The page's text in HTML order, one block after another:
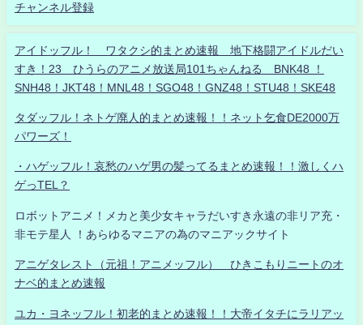
チャンネル登録
アイドッフル！ ワタクシ的まとめ速報 地下格闘アイドルだい
すき！23 ひうらのアニメ放送局101ちゃんねる BNK48 ！
SNH48！JKT48！MNL48！SGO48！GNZ48！STU48！SKE48
タダッフル！ネトゲ廃人的まとめ速報！！ネット乞食DE2000万
パワーズ！
・ハゲッフル！哀愁のハゲ男の髪ってるまとめ速報！！激しくハ
ゲっTEL？
ロボットアニメ！メカと美少女キャラだいすき永遠の非リア充・
非モテ星人 ！あらゆるマニアの為のマニアックサイト
アニゲタレスト（元祖！アニメッフル） ひきこもりニートのオ
ナベ的まとめ速報
ユカ・ヨネッフル！初老的まとめ速報！！大帝イタチにラリアッ